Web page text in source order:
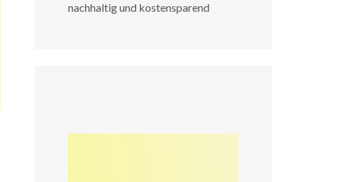
nachhaltig und kostensparend